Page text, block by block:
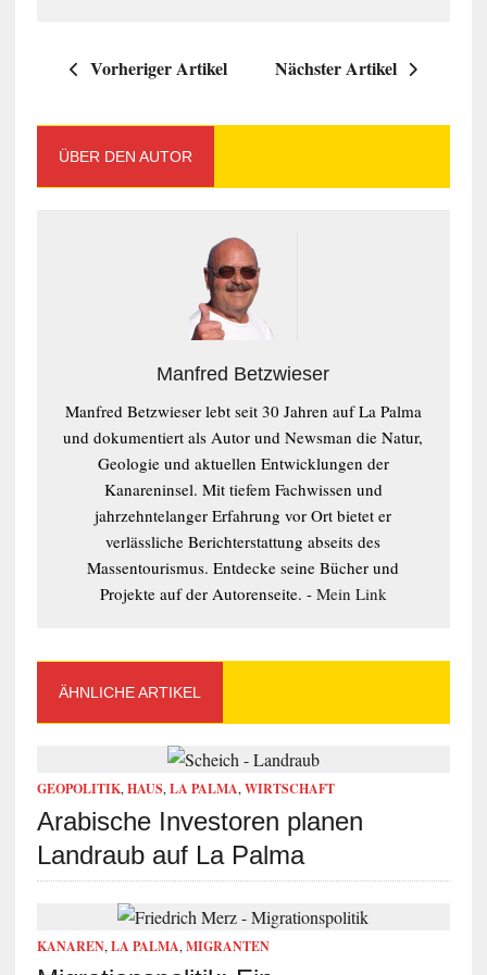
Vorheriger Artikel Nächster Artikel
ÜBER DEN AUTOR
Manfred Betzwieser
Manfred Betzwieser lebt seit 30 Jahren auf La Palma
und dokumentiert als Autor und Newsman die Natur,
Geologie und aktuellen Entwicklungen der
Kanareninsel. Mit tiefem Fachwissen und
jahrzehntelanger Erfahrung vor Ort bietet er
verlässliche Berichterstattung abseits des
Massentourismus. Entdecke seine Bücher und
Projekte auf der Autorenseite. - Mein Link
ÄHNLICHE ARTIKEL
GEOPOLITIK, HAUS, LA PALMA, WIRTSCHAFT
Arabische Investoren planen
Landraub auf La Palma
KANAREN, LA PALMA, MIGRANTEN